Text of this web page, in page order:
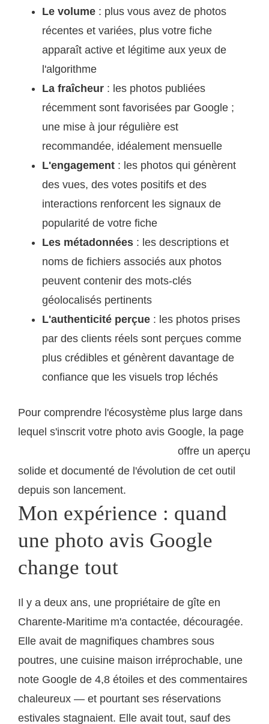
Le volume : plus vous avez de photos
récentes et variées, plus votre fiche
apparaît active et légitime aux yeux de
l'algorithme
La fraîcheur : les photos publiées
récemment sont favorisées par Google ;
une mise à jour régulière est
recommandée, idéalement mensuelle
L'engagement : les photos qui génèrent
des vues, des votes positifs et des
interactions renforcent les signaux de
popularité de votre fiche
Les métadonnées : les descriptions et
noms de fichiers associés aux photos
peuvent contenir des mots-clés
géolocalisés pertinents
L'authenticité perçue : les photos prises
par des clients réels sont perçues comme
plus crédibles et génèrent davantage de
confiance que les visuels trop léchés
Pour comprendre l'écosystème plus large dans
lequel s'inscrit votre photo avis Google, la page
offre un aperçu
solide et documenté de l'évolution de cet outil
depuis son lancement.
Mon expérience : quand
une photo avis Google
change tout
Il y a deux ans, une propriétaire de gîte en
Charente-Maritime m'a contactée, découragée.
Elle avait de magnifiques chambres sous
poutres, une cuisine maison irréprochable, une
note Google de 4,8 étoiles et des commentaires
chaleureux — et pourtant ses réservations
estivales stagnaient. Elle avait tout, sauf des